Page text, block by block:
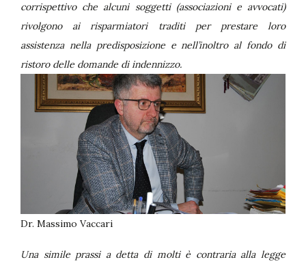
corrispettivo che alcuni soggetti (associazioni e avvocati)
rivolgono ai risparmiatori traditi per prestare loro
assistenza nella predisposizione e nell’inoltro al fondo di
ristoro delle domande di indennizzo.
Dr. Massimo Vaccari
Una simile prassi a detta di molti è contraria alla legge